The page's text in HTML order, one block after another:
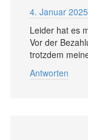
4. Januar
Leider hat es
Vor der
trotzdem
Antworten